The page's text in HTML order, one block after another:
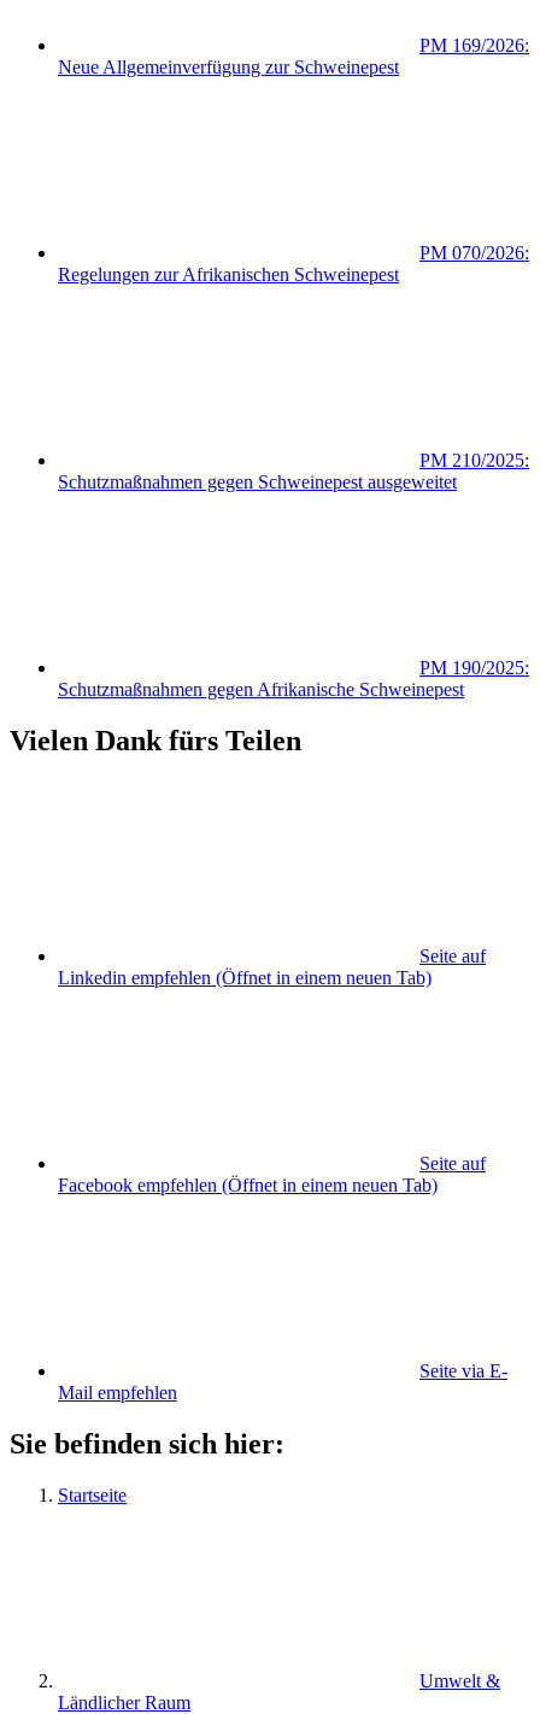
PM 169/2026:
Neue Allgemeinverfügung zur Schweinepest
PM 070/2026:
Regelungen zur Afrikanischen Schweinepest
PM 210/2025:
Schutzmaßnahmen gegen Schweinepest ausgeweitet
PM 190/2025:
Schutzmaßnahmen gegen Afrikanische Schweinepest
Vielen Dank fürs Teilen
Seite auf
Linkedin empfehlen (Öffnet in einem neuen Tab)
Seite auf
Facebook empfehlen (Öffnet in einem neuen Tab)
Seite via E-
Mail empfehlen
Sie befinden sich hier:
Startseite
Umwelt &
Ländlicher Raum